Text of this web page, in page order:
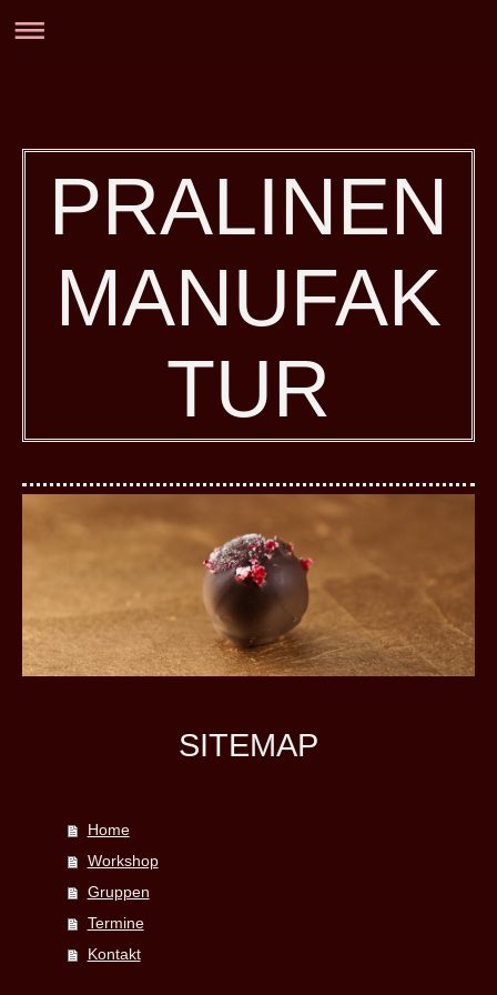
PRALINEN
MANUFAK
TUR
SITEMAP
Home
Workshop
Gruppen
Termine
Kontakt